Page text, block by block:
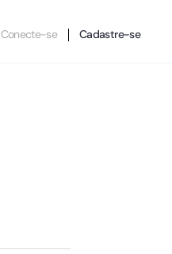
Conecte-se Cadastre-se